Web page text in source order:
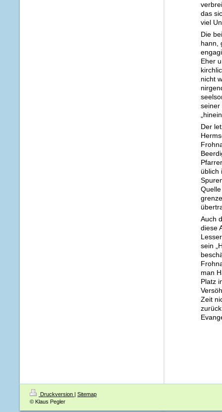
das
viel
Die
hann,
Eher
nicht
seiner
Der
üblich
Auch
diese
sein
man
Platz
Zeit
Druckversion | Sitemap
© Klaus Pegler